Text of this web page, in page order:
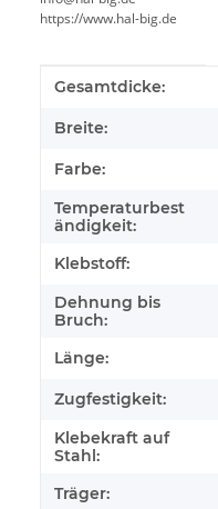
https://www.hal-big.de
Produkteigenschaft
Wert
Gesamtdicke:
Breite:
Farbe:
Temperaturbest
ändigkeit:
Klebstoff:
Dehnung bis
Bruch:
Länge:
Zugfestigkeit:
Klebekraft auf
Stahl:
Träger: